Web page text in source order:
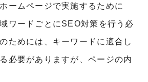
ームページで実施するために
ワードごとにSEO対策を行う必
ためには、キーワードに適合し
必要がありますが、ページの内